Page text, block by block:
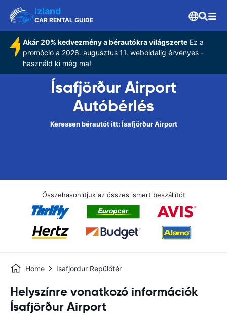
Izland
CAR RENTAL GUIDE
Akár 20% kedvezmény a bérautókra világszerteEz a
promóció a 2026. augusztus 11. weboldalig érvényes -
használd ki még ma!
Ísafjörður Airport
Autóbérlés
Keressen bérautót itt: Ísafjörður Airport
Összehasonlítjuk az összes ismert beszállítót
Home Isafjordur Repülőtér
Helyszínre vonatkozó információk
Ísafjörður Airport